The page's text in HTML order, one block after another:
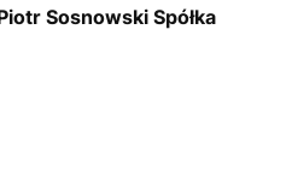
Sosnowski Spółka